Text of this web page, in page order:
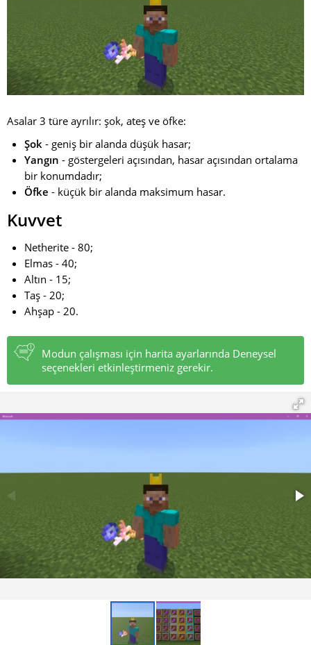
Asalar 3 türe ayrılır: şok, ateş ve öfke:
Şok - geniş bir alanda düşük hasar;
Yangın - göstergeleri açısından, hasar açısından ortalama
bir konumdadır;
Öfke - küçük bir alanda maksimum hasar.
Kuvvet
Netherite - 80;
Elmas - 40;
Altın - 15;
Taş - 20;
Ahşap - 20.
Modun çalışması için harita ayarlarında Deneysel
seçenekleri etkinleştirmeniz gerekir.